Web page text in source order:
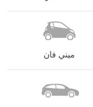
ميني فان